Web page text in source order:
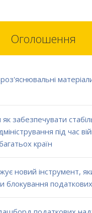
Оголошення
забезпечувати
під час
країн
новий інструмент,
блокування